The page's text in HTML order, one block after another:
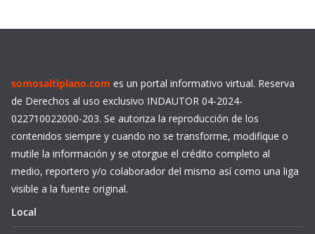
somosaltiplano.com es un portal informativo virtual. Reserva
de Derechos al uso exclusivo INDAUTOR 04-2024-
022710022000-203. Se autoriza la reproducción de los
contenidos siempre y cuando no se transforme, modifique o
mutile la información y se otorgue el crédito completo al
medio, reportero y/o colaborador del mismo así como una liga
visible a la fuente original.
Local